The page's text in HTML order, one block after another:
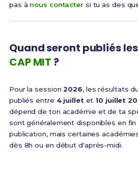
pas à nous contacter si tu as des
Quand seront publiés
CAP MIT ?
Pour la session2026, les résultats
publiés entre 4 juilletet 10 juillet
dépend de ton académie et de ta
sont généralement disponibles en
publication, mais certaines
dès 8h ou en début d'après-midi.